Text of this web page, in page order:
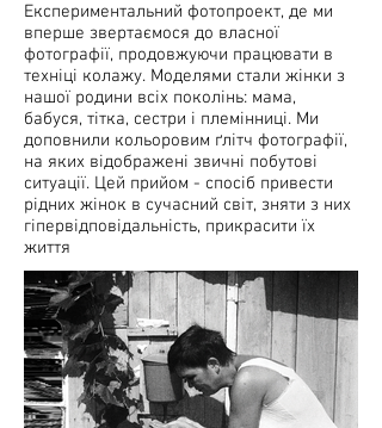
Експериментальний фотопроект, де ми
вперше звертаємося до власної
фотографії, продовжуючи працювати в
техніці колажу. Моделями стали жінки з
нашої родини всіх поколінь: мама,
бабуся, тітка, сестри і племінниці. Ми
доповнили кольоровим ґлітч фотографії,
на яких відображені звичні побутові
ситуації. Цей прийом - спосіб привести
рідних жінок в сучасний світ, зняти з них
гіпервідповідальність, прикрасити їх
життя